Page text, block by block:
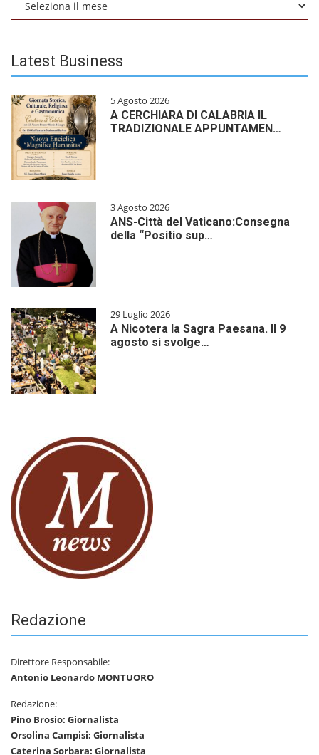
Latest Business
5 Agosto 2026
A CERCHIARA DI CALABRIA IL
TRADIZIONALE APPUNTAMEN…
3 Agosto 2026
ANS-Città del Vaticano:Consegna
della “Positio sup…
29 Luglio 2026
A Nicotera la Sagra Paesana. Il 9
agosto si svolge…
Redazione
Direttore Responsabile:
Antonio Leonardo MONTUORO
Redazione:
Pino Brosio: Giornalista
Orsolina Campisi: Giornalista
Caterina Sorbara: Giornalista